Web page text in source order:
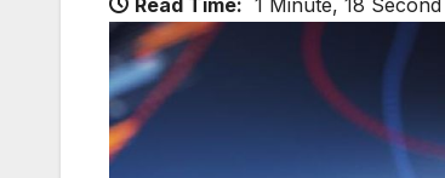
Read Time: 1 Minute, 18 Second